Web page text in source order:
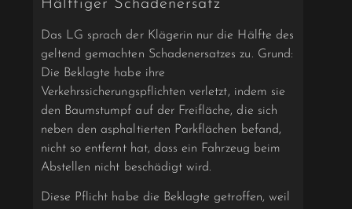
Hälftiger Schadenersatz
Das LG sprach der Klägerin nur die Hälfte des
geltend gemachten Schadenersatzes zu. Grund:
Die Beklagte habe ihre
Verkehrssicherungspflichten verletzt, indem sie
den Baumstumpf auf der Freifläche, die sich
neben den asphaltierten Parkflächen befand,
nicht so entfernt hat, dass ein Fahrzeug beim
Abstellen nicht beschädigt wird.
Diese Pflicht habe die Beklagte getroffen, weil